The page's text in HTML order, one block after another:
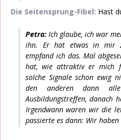
Die Seitensprung-Fibel: Hast
Petra: Ich glaube, ich war
ihn. Er hat etwas in mir
empfand ich das. Mal
hat, wie attraktiv er mich
solche Signale schon ewig
den anderen dann
Ausbildungstreffen, danach
Irgendwann waren wir die
passierte es dann: Wir haben